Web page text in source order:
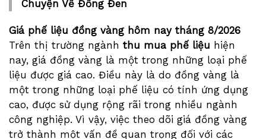
Chuyện Về Đồng Đen
Giá phế liệu đồng vàng hôm nay tháng 8/2026
Trên thị trường ngành thu mua phế liệu hiện
nay, giá đồng vàng là một trong những loại phế
liệu được giá cao. Điều này là do đồng vàng là
một trong những loại phế liệu có tính ứng dụng
cao, được sử dụng rộng rãi trong nhiều ngành
công nghiệp. Vì vậy, việc theo dõi giá đồng vàng
trở thành một vấn đề quan trọng đối với các